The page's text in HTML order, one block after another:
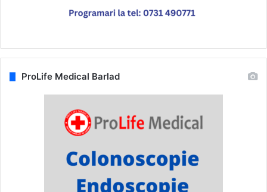
ProLife Medical Barlad